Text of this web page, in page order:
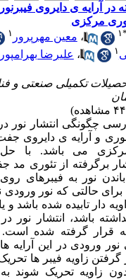
آرایه ی دایروی
مرکزی
۱ ،معین مهرپرور
،علیرضا بهرامپور
تکمیلی صنعتی و
چگونگی انتشار نور در
و آرایه ی دایروی جفت
می باشد. با حل
برگرفته از تئوری مد
نور به فیبرهای روی
حالتی که نور ورودی
دار تابیده شده باشد و یا
باشد، انتشار نور در
قرار گرفته شده است.
ورودی در این آرایه ها
زاویه فیبر ها تحریک
زاویه تحریک شوند به